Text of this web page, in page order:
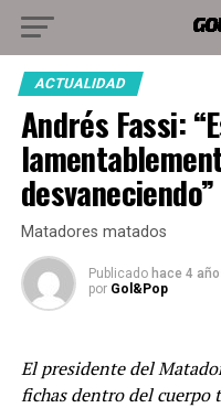
ACTUALIDAD
Andrés Fassi:
desvaneciendo”
Matadores matados
Publicado hace 4
por Gol&Pop
El presidente del
fichas dentro del cuerpo